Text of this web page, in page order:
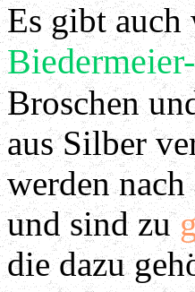
Es gibt auch
Broschen
aus Silber
werden
und sind zu
die dazu